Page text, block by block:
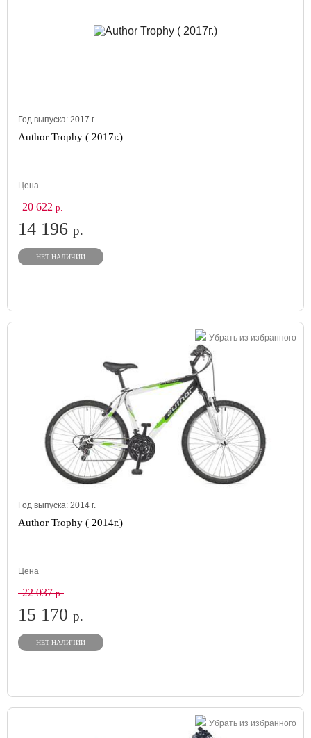
Год выпуска: 2017 г.
Author Trophy ( 2017г.)
Цена
20 622р.
14 196 р.
НЕТ НАЛИЧИИ
Убрать из избранного
Год выпуска: 2014 г.
Author Trophy ( 2014г.)
Цена
22 037р.
15 170 р.
НЕТ НАЛИЧИИ
Убрать из избранного